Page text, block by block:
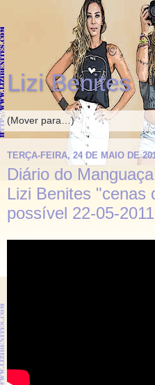
Lizi Benites
TERÇA-FEIRA, 24 DE MAIO DE
Diário do
Lizi Benites "cenas
possível 22-05-2011